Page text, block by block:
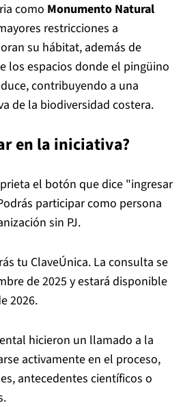
como Monumento Natural
restricciones a
su hábitat, además de
los espacios donde el pingüino
contribuyendo a una
de la biodiversidad costera.
en la iniciativa?
el botón que dice "ingresar
participar como persona
sin PJ.
tu ClaveÚnica. La consulta se
de 2025 y estará disponible
2026.
hicieron un llamado a la
activamente en el proceso,
antecedentes científicos o